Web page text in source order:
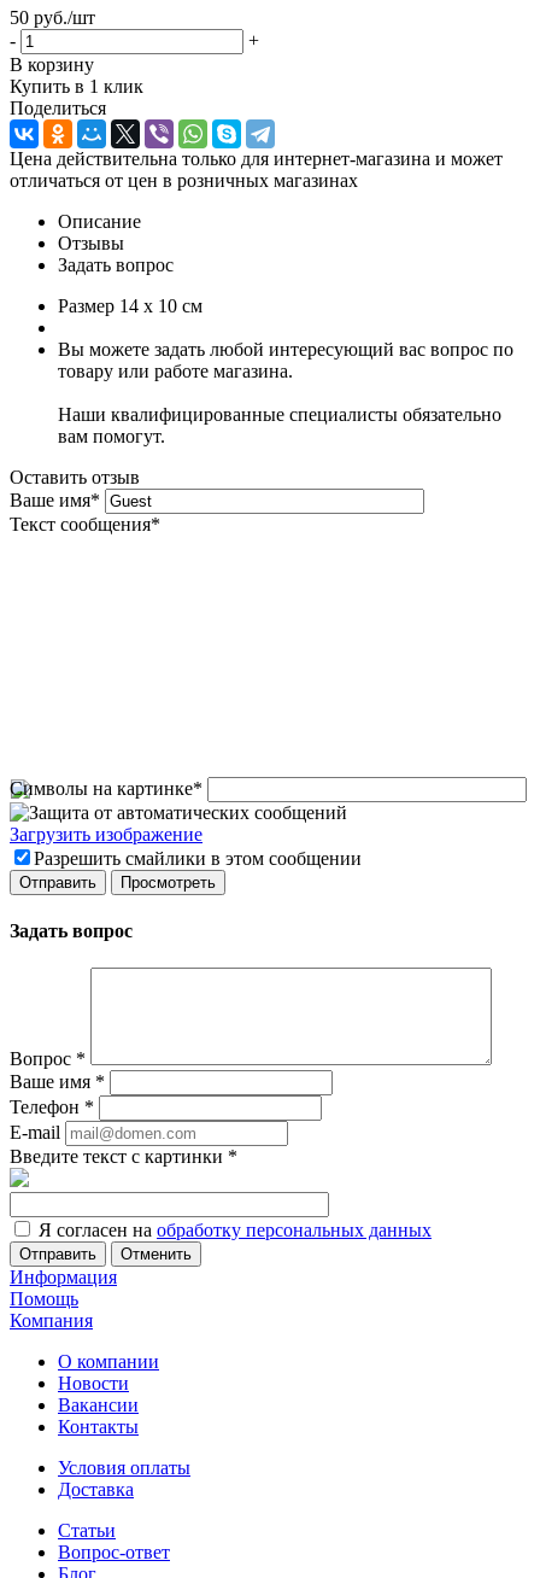
50 руб./шт
-
+
В корзину
Купить в 1 клик
Поделиться
Цена действительна только для интернет-магазина и может
отличаться от цен в розничных магазинах
Описание
Отзывы
Задать вопрос
Размер 14 х 10 см
Вы можете задать любой интересующий вас вопрос по
товару или работе магазина.
Наши квалифицированные специалисты обязательно
вам помогут.
Оставить отзыв
Ваше имя*
Текст сообщения*
Символы на картинке*
Загрузить изображение
Разрешить смайлики в этом сообщении
Задать вопрос
Вопрос *
Ваше имя *
Телефон *
E-mail
Введите текст с картинки *
Я согласен на обработку персональных данных
Отменить
Информация
Помощь
Компания
О компании
Новости
Вакансии
Контакты
Условия оплаты
Доставка
Статьи
Вопрос-ответ